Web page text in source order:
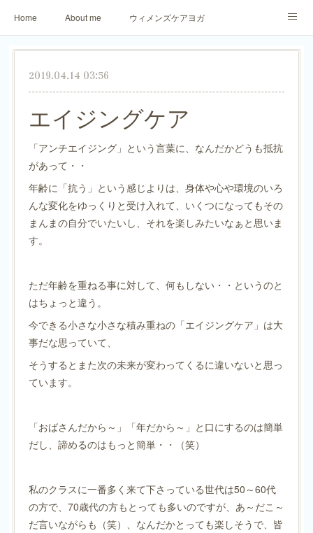
Home About me ウィメンズケアヨガ
アロマリラックスヨガ パーソナトレーニング
2019.04.14 03:56
エイジングケア
「アンチエイジング」という言葉に、なんだかどうも抵抗
があって・・
年齢に「抗う」という感じよりは、身体や心や環境のいろ
んな変化をゆっくりと受け入れて、いくつになってもその
まんまの自分でいたいし、それを楽しみたいなぁと思いま
す。
ただ年齢を重ねる事に対して、何もしない・・というのと
はちょっと違う。
今できる小さな小さな積み重ねの「エイジングケア」は大
事だな思っていて、
そうするとまた次の未来が変わってくるに違いないと思っ
ています。
「おばさんだから～」「年だから～」と口にするのは簡単
だし、諦めるのはもっと簡単・・（笑）
私のクラスに一番多く来て下さっている世代は50～60代
の方で、70歳代の方もとっても多いのですが、あ～だこ～
だ言いながらも（笑）、なんだかとっても楽しそうで、皆